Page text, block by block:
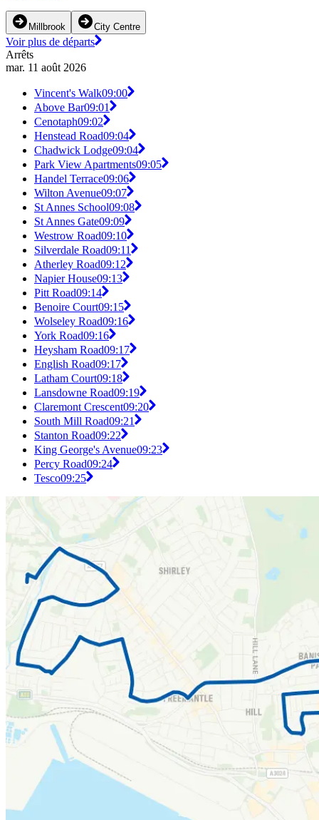
Millbrook City Centre
Voir plus de départs
Arrêts
mar. 11 août 2026
Vincent's Walk09:00
Above Bar09:01
Cenotaph09:02
Henstead Road09:04
Chadwick Lodge09:04
Park View Apartments09:05
Handel Terrace09:06
Wilton Avenue09:07
St Annes School09:08
St Annes Gate09:09
Westrow Road09:10
Silverdale Road09:11
Atherley Road09:12
Napier House09:13
Pitt Road09:14
Benoire Court09:15
Wolseley Road09:16
York Road09:16
Heysham Road09:17
English Road09:17
Latham Court09:18
Lansdowne Road09:19
Claremont Crescent09:20
South Mill Road09:21
Stanton Road09:22
King George's Avenue09:23
Percy Road09:24
Tesco09:25